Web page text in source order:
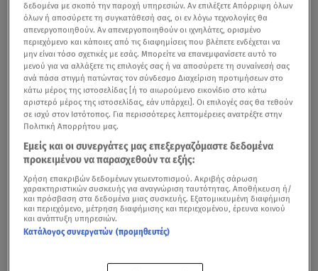
δεδομένα με σκοπό την παροχή υπηρεσιών. Αν επιλέξετε Απόρριψη όλων
όλων ή αποσύρετε τη συγκατάθεσή σας, οι εν λόγω τεχνολογίες θα
απενεργοποιηθούν. Αν απενεργοποιηθούν οι ιχνηλάτες, ορισμένο
περιεχόμενο και κάποιες από τις διαφημίσεις που βλέπετε ενδέχεται να
μην είναι τόσο σχετικές με εσάς. Μπορείτε να επανεμφανίσετε αυτό το
μενού για να αλλάξετε τις επιλογές σας ή να αποσύρετε τη συναίνεσή σας
ανά πάσα στιγμή πατώντας τον σύνδεσμο Διαχείριση προτιμήσεων στο
κάτω μέρος της ιστοσελίδας [ή το αιωρούμενο εικονίδιο στο κάτω
αριστερό μέρος της ιστοσελίδας, εάν υπάρχει]. Οι επιλογές σας θα τεθούν
σε ισχύ στον Ιστότοπος. Για περισσότερες λεπτομέρειες ανατρέξτε στην
Πολιτική Απορρήτου μας.
Εμείς και οι συνεργάτες μας επεξεργαζόμαστε δεδομένα
προκειμένου να παρασχεθούν τα εξής:
Χρήση επακριβών δεδομένων γεωεντοπισμού. Ακριβής σάρωση
χαρακτηριστικών συσκευής για αναγνώριση ταυτότητας. Αποθήκευση ή/
και πρόσβαση στα δεδομένα μιας συσκευής. Εξατομικευμένη διαφήμιση
και περιεχόμενο, μέτρηση διαφήμισης και περιεχομένου, έρευνα κοινού
και ανάπτυξη υπηρεσιών.
Κατάλογος συνεργατών (προμηθευτές)